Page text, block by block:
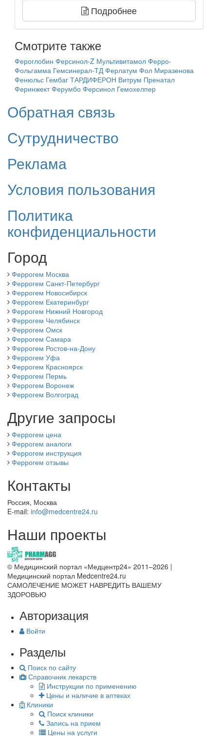
Подробнее
Смотрите также
Фероглобин Ферсинол-Z Мультивитамол Ферро-
Фольгамма Гемсинерал-ТД Ферлатум Фол Миразенова
Фенюльс Гембаг ТАРДИФЕРОН Витрум Пренатал
Феринжект Ферумбо Ферсинол Гемохелпер
Обратная связь
Сутрудничество
Реклама
Условия пользования
Политика
конфиденциальности
Город
Феррогем Москва
Феррогем Санкт-Петербург
Феррогем Новосибирск
Феррогем Екатеринбург
Феррогем Нижний Новгород
Феррогем Челябинск
Феррогем Омск
Феррогем Самара
Феррогем Ростов-на-Дону
Феррогем Уфа
Феррогем Красноярск
Феррогем Пермь
Феррогем Воронеж
Феррогем Волгоград
Другие запросы
Феррогем цена
Феррогем аналоги
Феррогем инструкция
Феррогем отзывы
Контакты
Россия, Москва
E-mail: info@medcentre24.ru
Наши проекты
© Медицинский портал «Медцентр24» 2011–2026 |
Медицинский портал Medcentre24.ru
САМОЛЕЧЕНИЕ МОЖЕТ НАВРЕДИТЬ ВАШЕМУ
ЗДОРОВЬЮ
Авторизация
Войти
Разделы
Поиск по сайту
Справочник лекарств
Инструкции по применению
Цены и наличие в аптеках
Клиники
Поиск клиники
Запись на прием
Цены на услуги